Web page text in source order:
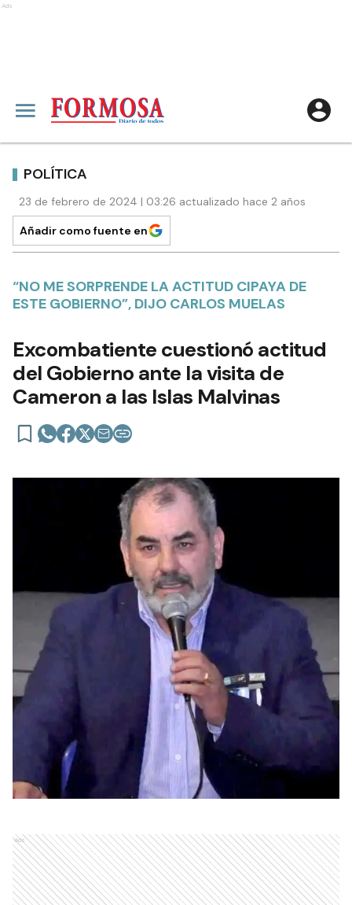
Ads
POLÍTICA
23 de febrero de 2024 | 03:26 actualizado hace 2 años
Añadir como fuente en
“NO ME SORPRENDE LA ACTITUD CIPAYA DE
ESTE GOBIERNO”, DIJO CARLOS MUELAS
Excombatiente cuestionó actitud
del Gobierno ante la visita de
Cameron a las Islas Malvinas
Ads